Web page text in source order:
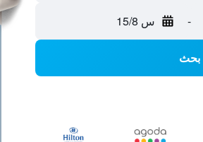
- س 15/8
بحث